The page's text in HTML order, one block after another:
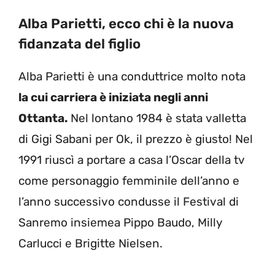
Alba Parietti, ecco chi è la nuova
fidanzata del figlio
Alba Parietti è una conduttrice molto nota
la cui carriera è iniziata negli anni
Ottanta. Nel lontano 1984 è stata valletta
di Gigi Sabani per Ok, il prezzo è giusto! Nel
1991 riuscì a portare a casa l’Oscar della tv
come personaggio femminile dell’anno e
l’anno successivo condusse il Festival di
Sanremo insiemea Pippo Baudo, Milly
Carlucci e Brigitte Nielsen.